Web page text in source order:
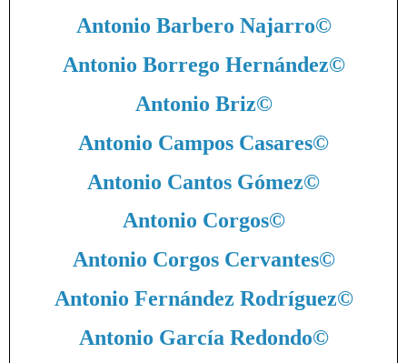
Antonio Barbero Najarro©
Antonio Borrego Hernández©
Antonio Briz©
Antonio Campos Casares©
Antonio Cantos Gómez©
Antonio Corgos©
Antonio Corgos Cervantes©
Antonio Fernández Rodríguez©
Antonio García Redondo©